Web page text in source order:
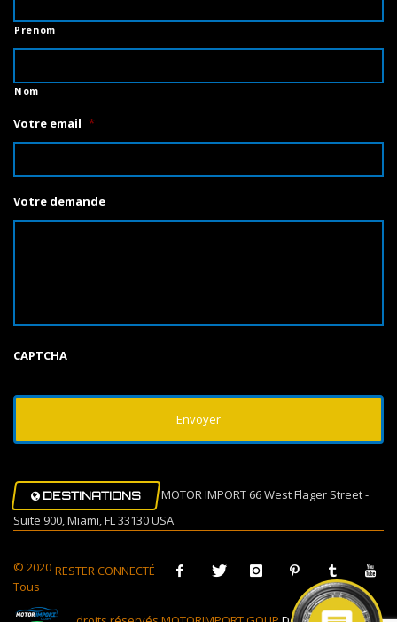
Prenom
Nom
Votre email *
Votre demande
CAPTCHA
DESTINATIONS
MOTOR IMPORT 66 West Flager Street -
Suite 900, Miami, FL 33130 USA
RESTER CONNECTÉ
© 2020
Tous